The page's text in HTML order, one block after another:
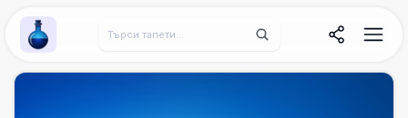
Wallpaper Alchemy